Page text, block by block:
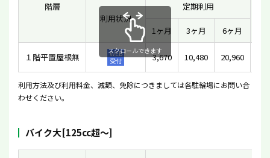
階層
利用状況
定期利用
1ヶ月
3ヶ月 6ヶ月
１階平置屋根無
WEB
受付
3,670 10,480 20,960
スクロールできます
利用方法及び利用料金、減額、免除につきましては各駐輪場にお問い合
わせください。
バイク大[125cc超〜]